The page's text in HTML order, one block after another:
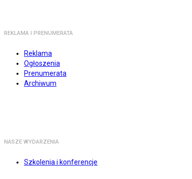
REKLAMA I PRENUMERATA
Reklama
Ogłoszenia
Prenumerata
Archiwum
NASZE WYDARZENIA
Szkolenia i konferencje